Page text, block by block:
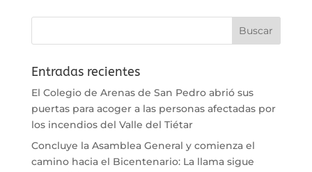
Entradas recientes
El Colegio de Arenas de San Pedro abrió sus
puertas para acoger a las personas afectadas por
los incendios del Valle del Tiétar
Concluye la Asamblea General y comienza el
camino hacia el Bicentenario: La llama sigue